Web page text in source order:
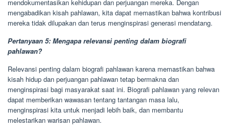
mendokumentasikan kehidupan dan perjuangan mereka. Dengan
mengabadikan kisah pahlawan, kita dapat memastikan bahwa kontribusi
mereka tidak dilupakan dan terus menginspirasi generasi mendatang.
Pertanyaan 5: Mengapa relevansi penting dalam biografi
pahlawan?
Relevansi penting dalam biografi pahlawan karena memastikan bahwa
kisah hidup dan perjuangan pahlawan tetap bermakna dan
menginspirasi bagi masyarakat saat ini. Biografi pahlawan yang relevan
dapat memberikan wawasan tentang tantangan masa lalu,
menginspirasi kita untuk menjadi lebih baik, dan membantu
melestarikan warisan pahlawan.